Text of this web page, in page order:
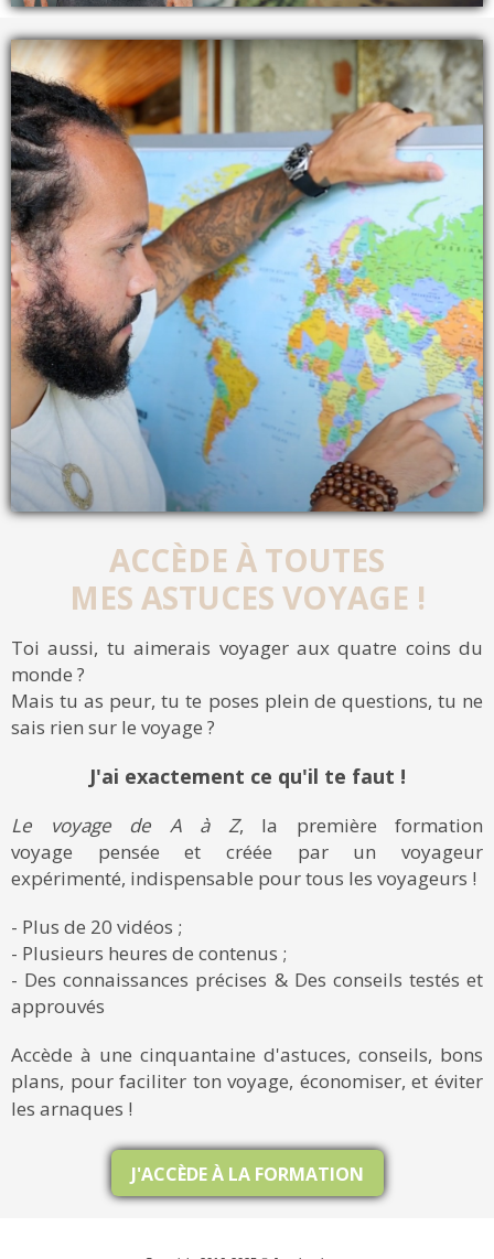
ACCÈDE À TOUTES
MES ASTUCES VOYAGE !
Toi aussi, tu aimerais voyager aux quatre coins du
monde ?
Mais tu as peur, tu te poses plein de questions, tu ne
sais rien sur le voyage ?
J'ai exactement ce qu'il te faut !
Le voyage de A à Z, la première formation
voyage pensée et créée par un voyageur
expérimenté, indispensable pour tous les voyageurs !
- Plus de 20 vidéos ;
- Plusieurs heures de contenus ;
- Des connaissances précises & Des conseils testés et
approuvés
Accède à une cinquantaine d'astuces, conseils, bons
plans, pour faciliter ton voyage, économiser, et éviter
les arnaques !
J'ACCÈDE À LA FORMATION